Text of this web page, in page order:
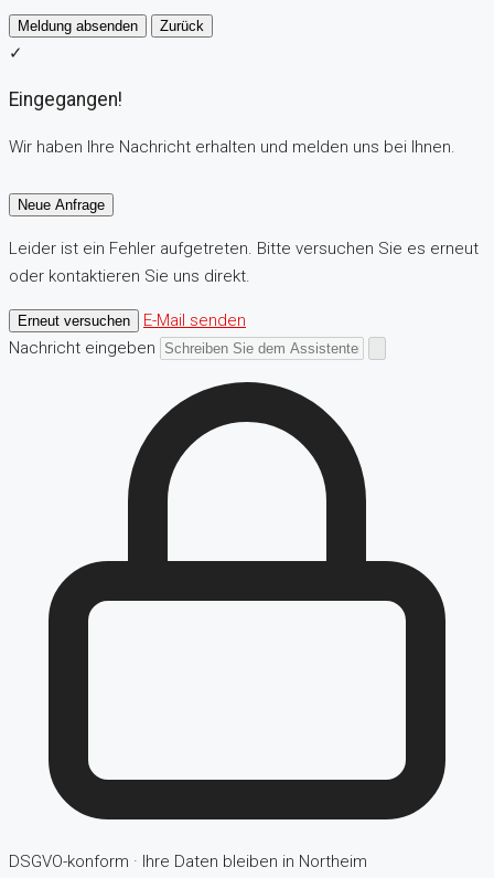
Meldung absenden Zurück
✓
Eingegangen!
Wir haben Ihre Nachricht erhalten und melden uns bei Ihnen.
Neue Anfrage
Leider ist ein Fehler aufgetreten. Bitte versuchen Sie es erneut
oder kontaktieren Sie uns direkt.
Erneut versuchen
E-Mail senden
Nachricht eingeben
DSGVO-konform · Ihre Daten bleiben in Northeim